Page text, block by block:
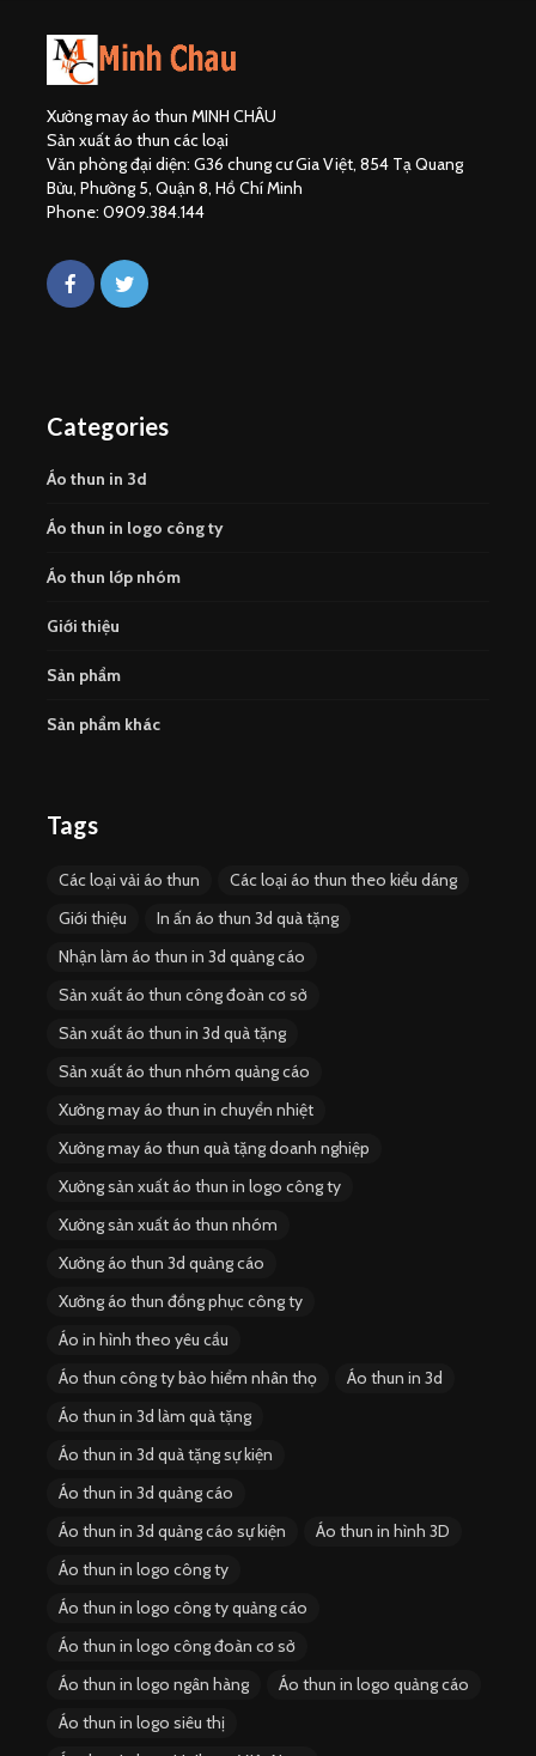
Xưởng may áo thun MINH CHÂU
Sản xuất áo thun các loại
Văn phòng đại diện: G36 chung cư Gia Việt, 854 Tạ Quang
Bửu, Phường 5, Quận 8, Hồ Chí Minh
Phone: 0909.384.144
Categories
Áo thun in 3d
Áo thun in logo công ty
Áo thun lớp nhóm
Giới thiệu
Sản phẩm
Sản phẩm khác
Tags
Các loại vải áo thun
Các loại áo thun theo kiểu dáng
Giới thiệu
In ấn áo thun 3d quà tặng
Nhận làm áo thun in 3d quảng cáo
Sản xuất áo thun công đoàn cơ sở
Sản xuất áo thun in 3d quà tặng
Sản xuất áo thun nhóm quảng cáo
Xưởng may áo thun in chuyển nhiệt
Xưởng may áo thun quà tặng doanh nghiệp
Xưởng sản xuất áo thun in logo công ty
Xưởng sản xuất áo thun nhóm
Xưởng áo thun 3d quảng cáo
Xưởng áo thun đồng phục công ty
Áo in hình theo yêu cầu
Áo thun công ty bảo hiểm nhân thọ
Áo thun in 3d
Áo thun in 3d làm quà tặng
Áo thun in 3d quà tặng sự kiện
Áo thun in 3d quảng cáo
Áo thun in 3d quảng cáo sự kiện
Áo thun in hình 3D
Áo thun in logo công ty
Áo thun in logo công ty quảng cáo
Áo thun in logo công đoàn cơ sở
Áo thun in logo ngân hàng
Áo thun in logo quảng cáo
Áo thun in logo siêu thị